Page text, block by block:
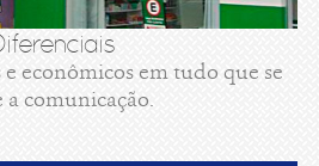
econômicos em tudo que se
a comunicação.